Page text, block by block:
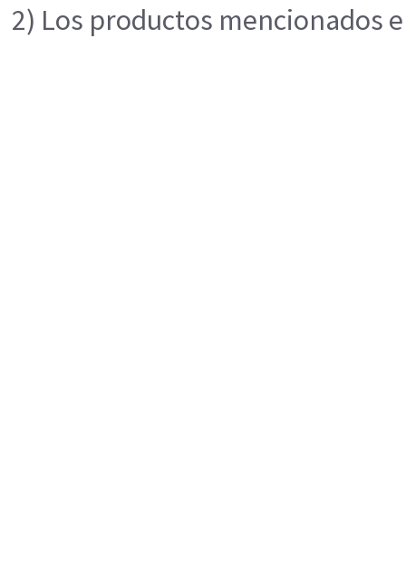
2) Los productos mencionados